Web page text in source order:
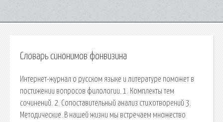
Словарь синонимов фонвизина
Интернет-журнал о русском языке и литературе поможет в
постижении вопросов филологии. 1. Комплекты тем
сочинений. 2. Сопоставительный анализ стихотворений 3.
Методические. В нашей жизни мы встречаем множество